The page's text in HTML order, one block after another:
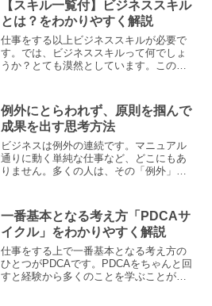
【スキル一覧付】ビジネススキル
とは？をわかりやすく解説
仕事をする以上ビジネススキルが必要で
す。では、ビジネススキルって何でしょ
うか？とても漠然としています。この記
立てて、わかりやすく解説します。
例外にとらわれず、原則を掴んで
成果を出す思考方法
ビジネスは例外の連続です。マニュアル
通りに動く単純な仕事など、どこにもあ
りません。多くの人は、その「例外」の
をしてきました。教えてもらったこと、
本などで学んだこと通りに...
一番基本となる考え方「PDCAサ
イクル」をわかりやすく解説
仕事をする上で一番基本となる考え方の
ひとつがPDCAです。PDCAをちゃんと回
すと経験から多くのことを学ぶことがで